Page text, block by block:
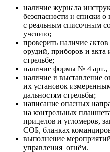
наличие журнала
безопасности и списки о
с реальным списочным
учению;
проверить наличие
орудий, приборов и акта
стрельбе;
наличие формы № 4 арт.;
наличие и выставление
их установок
дальностям стрельбы;
написание опасных
на контрольных
прицелов и угломеров,
СОБ, бланках
выполнение
управления огнём.